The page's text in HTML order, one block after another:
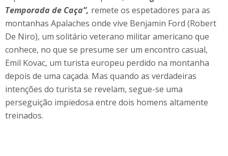
Temporada de Caça”, remete os espetadores para as
montanhas Apalaches onde vive Benjamin Ford (Robert
De Niro), um solitário veterano militar americano que
conhece, no que se presume ser um encontro casual,
Emil Kovac, um turista europeu perdido na montanha
depois de uma caçada. Mas quando as verdadeiras
intenções do turista se revelam, segue-se uma
perseguição impiedosa entre dois homens altamente
treinados.